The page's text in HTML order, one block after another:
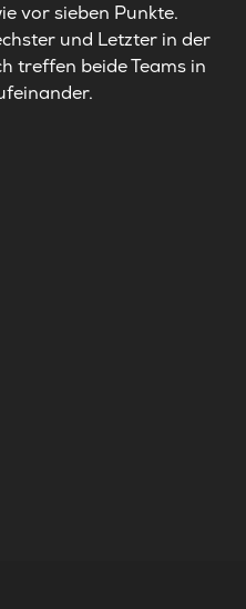
vor sieben Punkte.
und Letzter in der
treffen beide Teams in